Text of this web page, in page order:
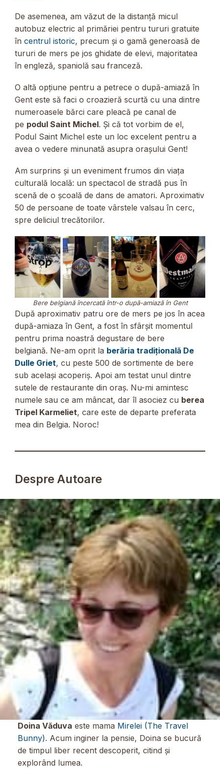
De asemenea, am văzut de la distanță micul
autobuz electric al primăriei pentru tururi gratuite
în centrul istoric, precum și o gamă generoasă de
tururi de mers pe jos ghidate de elevi, majoritatea
în engleză, spaniolă sau franceză.
O altă opțiune pentru a petrece o după-amiază în
Gent este să faci o croazieră scurtă cu una dintre
numeroasele bărci care pleacă pe canal de
pe podul Saint Michel. Și că tot vorbim de el,
Podul Saint Michel este un loc excelent pentru a
avea o vedere minunată asupra orașului Gent!
Am surprins și un eveniment frumos din viața
culturală locală: un spectacol de stradă pus în
scenă de o școală de dans de amatori. Aproximativ
50 de persoane de toate vârstele valsau în cerc,
spre deliciul trecătorilor.
Bere belgiană încercată într-o după-amiază în Gent
După aproximativ patru ore de mers pe jos în acea
după-amiaza în Gent, a fost în sfârșit momentul
pentru prima noastră degustare de bere
belgiană. Ne-am oprit la berăria tradițională De
Dulle Griet, cu peste 500 de sortimente de bere
sub același acoperiș. Apoi am testat unul dintre
sutele de restaurante din oraș. Nu-mi amintesc
numele sau ce am mâncat, dar îl asociez cu berea
Tripel Karmeliet, care este de departe preferata
mea din Belgia. Noroc!
Despre Autoare
Doina Văduva este mama Mirelei (The Travel
Bunny). Acum inginer la pensie, Doina se bucură
de timpul liber recent descoperit, citind și
explorând lumea.